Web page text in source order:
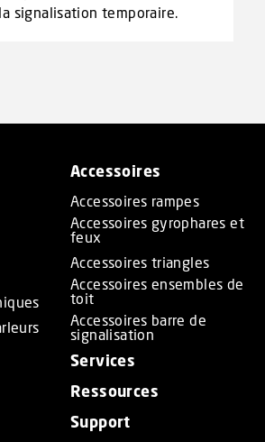
signalisation temporaire.
Accessoires
Accessoires rampes
Accessoires gyrophares et
feux
Accessoires triangles
Accessoires ensembles de
toit
Accessoires barre de
signalisation
Services
Ressources
Support